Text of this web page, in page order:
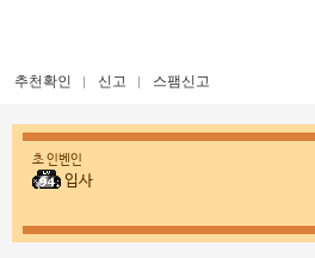
추천확인 신고 스팸신고
초 인벤인
입사